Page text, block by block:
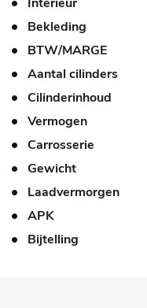
Bekleding
BTW/MARGE
Aantal cilinders
Cilinderinhoud
Vermogen
Carrosserie
Gewicht
Laadvermorgen
APK
Bijtelling